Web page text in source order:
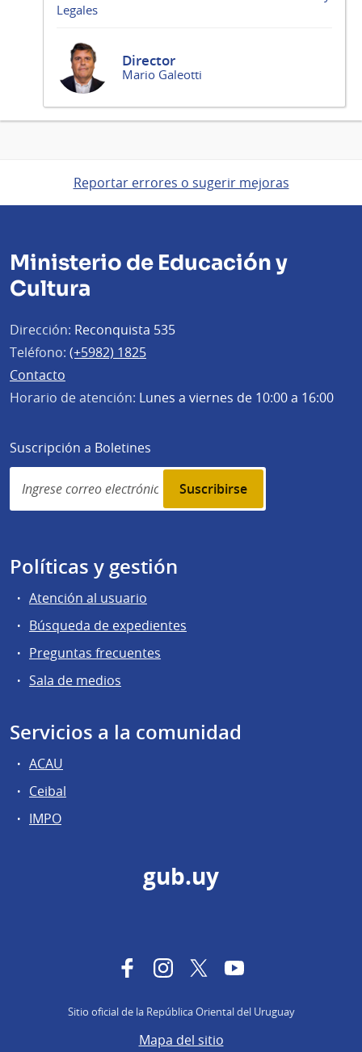
Legales
Director
Mario Galeotti
Reportar errores o sugerir mejoras
Ministerio de Educación y
Cultura
Dirección: Reconquista 535
Teléfono: (+5982) 1825
Contacto
Horario de atención: Lunes a viernes de 10:00 a 16:00
Suscripción a Boletines
Simplenews
subscription
Políticas y gestión
Atención al usuario
Búsqueda de expedientes
Preguntas frecuentes
Sala de medios
Servicios a la comunidad
ACAU
Ceibal
IMPO
gub.uy
FacebookInstagram
TwitterYouTube
Sitio oficial de la República Oriental del Uruguay
Mapa del sitio